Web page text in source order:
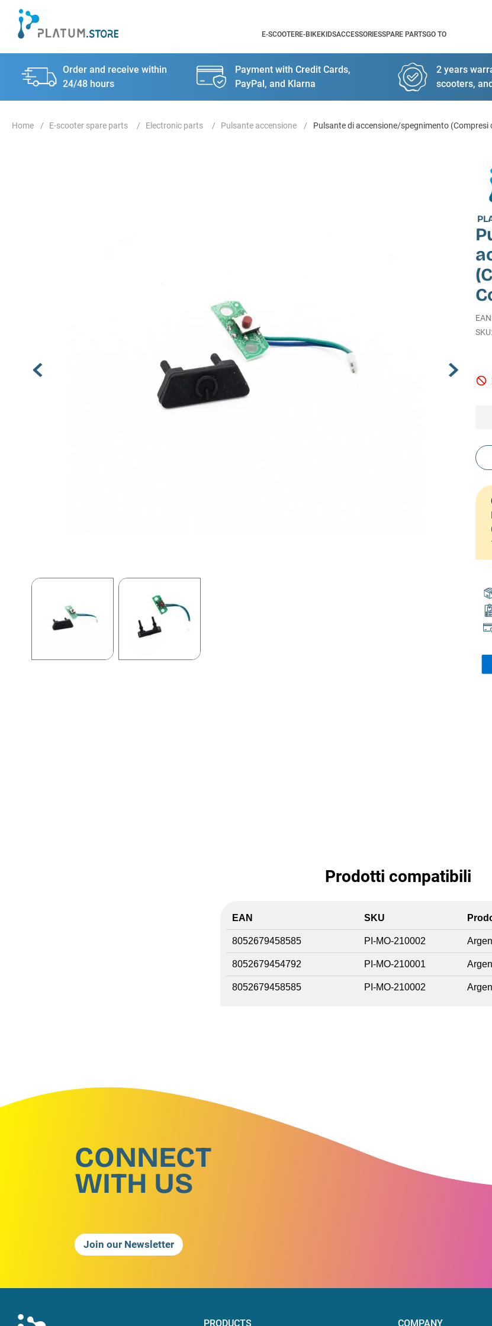
E-SCOOTERE-BIKEKIDSACCESSORIESSPARE PARTSGO TO
Order and receive within
24/48 hours
Payment with Credit Cards,
PayPal, and Klarna
2 years
scooters,
E-scooter spare parts Electronic parts Pulsante accensione Pulsante di accensione/spegnimento
EAN
Prodotti compatibili
EAN SKU
8052679458585 PI-MO-210002
8052679454792 PI-MO-210001
8052679458585 PI-MO-210002
CONNECT
WITH US
Join our Newsletter
PRODUCTS COMPANY